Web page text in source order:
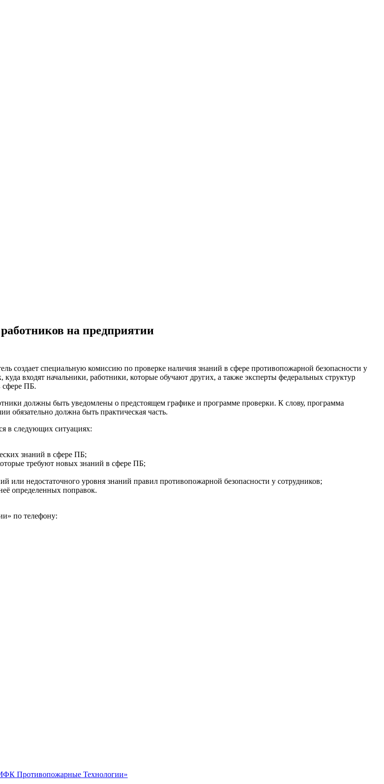
на предприятии
создает специальную комиссию по проверке наличия знаний в сфере противопожарной безопасности у
входят начальники, работники, которые обучают других, а также эксперты федеральных структур
сфере ПБ.
должны быть уведомлены о предстоящем графике и программе проверки. К слову, программа
обязательно должна быть практическая часть.
в следующих ситуациях:
знаний в сфере ПБ;
требуют новых знаний в сфере ПБ;
недостаточного уровня знаний правил противопожарной безопасности у сотрудников;
определенных поправок.
по телефону:
Противопожарные Технологии»